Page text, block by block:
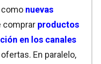
como nuevas
comprar productos
en los canales
En paralelo,